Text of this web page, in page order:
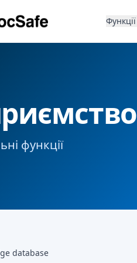
Функції
функції
database